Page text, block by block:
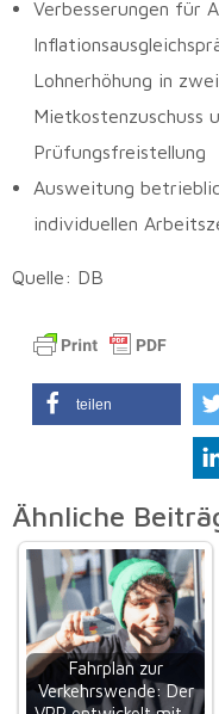
Verbesserungen für
Lohnerhöhung in
Mietkostenzuschuss
Prüfungsfreistellung
Ausweitung
individuellen
Quelle: DB
teilen
Ähnliche
Fahrplan zur
Verkehrswende: Der